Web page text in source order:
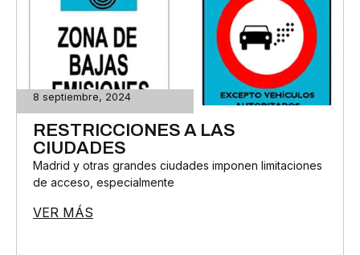
8 septiembre, 2024
RESTRICCIONES A LAS
CIUDADES
Madrid y otras grandes ciudades imponen limitaciones
de acceso, especialmente
VER MÁS